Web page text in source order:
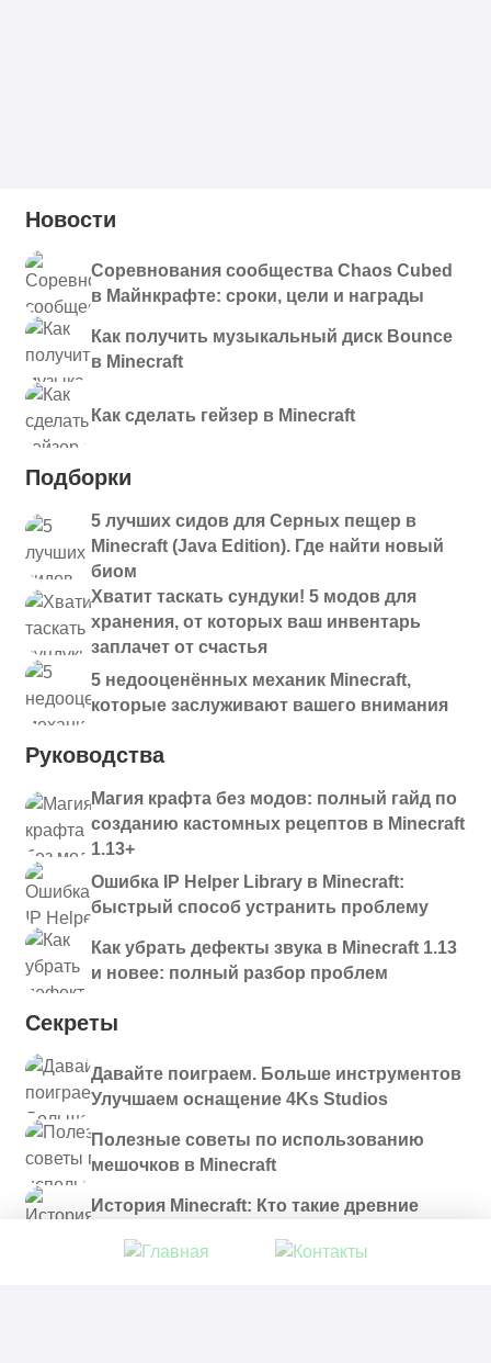
Новости
Соревнования сообщества Chaos Cubed
в Майнкрафте: сроки, цели и награды
Как получить музыкальный диск Bounce
в Minecraft
Как сделать гейзер в Minecraft
Подборки
5 лучших сидов для Серных пещер в
Minecraft (Java Edition). Где найти новый
биом
Хватит таскать сундуки! 5 модов для
хранения, от которых ваш инвентарь
заплачет от счастья
5 недооценённых механик Minecraft,
которые заслуживают вашего внимания
Руководства
Магия крафта без модов: полный гайд по
созданию кастомных рецептов в Minecraft
1.13+
Ошибка IP Helper Library в Minecraft:
быстрый способ устранить проблему
Как убрать дефекты звука в Minecraft 1.13
и новее: полный разбор проблем
Секреты
Давайте поиграем. Больше инструментов
Улучшаем оснащение 4Ks Studios
Полезные советы по использованию
мешочков в Minecraft
История Minecraft: Кто такие древние